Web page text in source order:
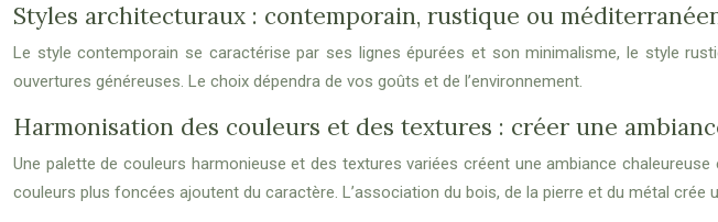
Styles architecturaux : contemporain, rustique ou
Le style contemporain se caractérise par ses lignes épurées et son minimalisme, le style
ouvertures généreuses. Le choix dépendra de vos goûts et de l’environnement.
Harmonisation des couleurs et des textures : créer une
Une palette de couleurs harmonieuse et des textures variées créent une ambiance
couleurs plus foncées ajoutent du caractère. L’association du bois, de la pierre et du métal crée